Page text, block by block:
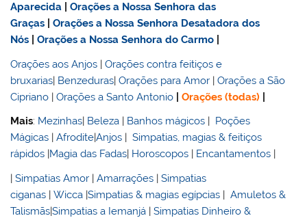
Aparecida |Orações a Nossa Senhora das
Graças |Orações a Nossa Senhora Desatadora dos
Nós |Orações a Nossa Senhora do Carmo
Orações aos Anjos |Orações contra feitiços e
bruxarias| Benzeduras|Orações para Amor |Orações a São
Cipriano |Orações a Santo Antonio |Orações (todas)
Mais: Mezinhas| Beleza | Banhos mágicos | Poções
Mágicas |Afrodite|Anjos |Simpatias, magias & feitiços
rápidos |Magia das Fadas| Horoscopos | Encantamentos |
|Simpatias Amor |Amarrações |Simpatias
ciganas |Wicca |Simpatias & magias egípcias |Amuletos &
Talismãs|Simpatias a Iemanjá |Simpatias Dinheiro &